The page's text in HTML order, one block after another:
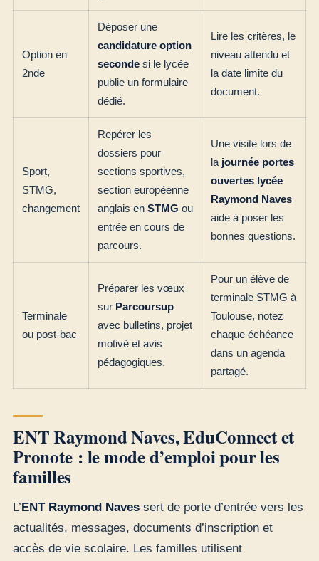
Option en
2nde
Déposer une
candidature option
seconde si le lycée
publie un formulaire
dédié.
Lire les critères, le
niveau attendu et
la date limite du
document.
Sport,
STMG,
changement
Repérer les
dossiers pour
sections sportives,
section européenne
anglais en STMG ou
entrée en cours de
parcours.
Une visite lors de
la journée portes
ouvertes lycée
Raymond Naves
aide à poser les
bonnes questions.
Terminale
ou post-bac
Préparer les vœux
sur Parcoursup
avec bulletins, projet
motivé et avis
pédagogiques.
Pour un élève de
terminale STMG à
Toulouse, notez
chaque échéance
dans un agenda
partagé.
ENT Raymond Naves, EduConnect et
Pronote : le mode d’emploi pour les
familles
L’ENT Raymond Naves sert de porte d’entrée vers les
actualités, messages, documents d’inscription et
accès de vie scolaire. Les familles utilisent